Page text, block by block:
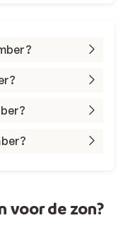
voor de zon?